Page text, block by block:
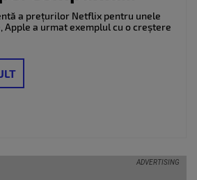
a prețurilor Netflix pentru unele
a urmat exemplul cu o creștere